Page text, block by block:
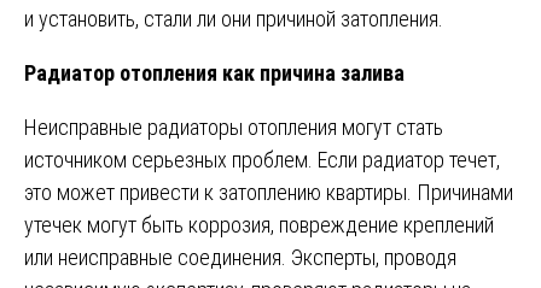
и установить, стали ли они причиной затопления.
Радиатор отопления как причина залива
Неисправные радиаторы отопления могут стать
источником серьезных проблем. Если радиатор течет,
это может привести к затоплению квартиры. Причинами
утечек могут быть коррозия, повреждение креплений
или неисправные соединения. Эксперты, проводя